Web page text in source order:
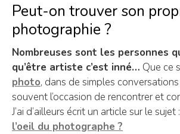
Peut-on trouver son
photographie ?
Nombreuses sont les personnes
qu’être artiste c’est inné… Que ce
photo, dans de simples conversations
souvent l’occasion de rencontrer et
J’ai d’ailleurs écrit un article sur le sujet :
l’oeil du photographe ?